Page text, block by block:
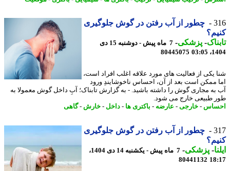
چطور از آب رفتن در گوش جلوگیری
-پزشکی-
7 ماه پیش - دوشنبه 15 دی
80445075
یکی از فعالیت های مورد علاقه اغلب افراد است،
ممکن است بعد از آن، احساس ناخوشایندِ ورود
مجاری گوش را داشته باشید. - به گزارش تابناک؛ آبِ داخل گوش معمولا به
طبیعی خارج می شود.
-خارجی-عارضه-باکتری ها - داخل-خارش-گاهی
چطور از آب رفتن در گوش جلوگیری
-پزشکی-
7 ماه پیش - یکشنبه 14 دی 1404،
80441132